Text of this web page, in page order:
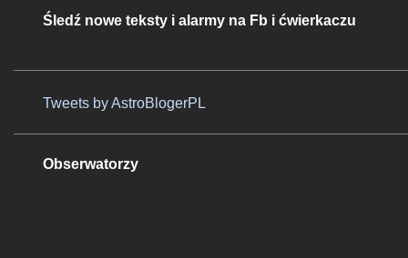
Śledź nowe teksty i alarmy na Fb i ćwierkaczu
Tweets by AstroBlogerPL
Obserwatorzy